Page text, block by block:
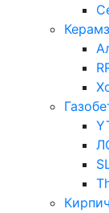
Кирпич